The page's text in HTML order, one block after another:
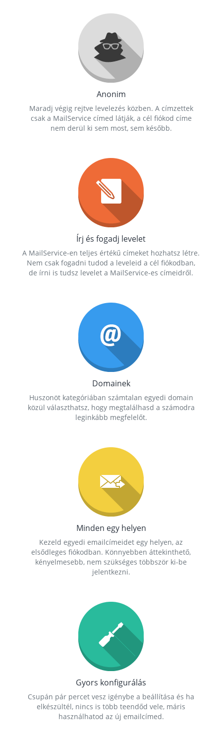
Anonim
Maradj végig rejtve levelezés közben. A címzettek
csak a MailService címed látják, a cél fiókod címe
nem derül ki sem most, sem később.
Írj és fogadj levelet
A MailService-en teljes értékű címeket hozhatsz létre.
Nem csak fogadni tudod a leveleid a cél fiókodban,
de írni is tudsz levelet a MailService-es címeidről.
Domainek
Huszonöt kategóriában számtalan egyedi domain
közül választhatsz, hogy megtalálhasd a számodra
leginkább megfelelőt.
Minden egy helyen
Kezeld egyedi emailcímeidet egy helyen, az
elsődleges fiókodban. Könnyebben áttekinthető,
kényelmesebb, nem szükséges többször ki-be
jelentkezni.
Gyors konfigurálás
Csupán pár percet vesz igénybe a beállítása és ha
elkészültél, nincs is több teendőd vele, máris
használhatod az új emailcímed.